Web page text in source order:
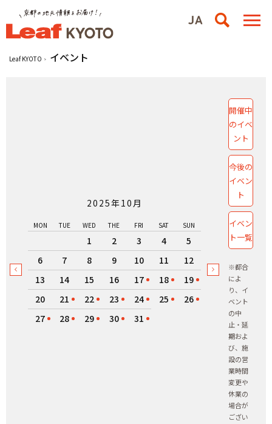
Leaf KYOTO イベント
2025年10月
MON TUE WED THE FRI SAT SUN
1 2 3 4
5
6
7 8 9 10 11
12
13
14 15 16 17 18
19
20
21 22 23 24 25
26
27
28 29 30 31
開催中
のイベ
ント
今後の
イベン
ト
イベン
ト一覧
※都合
によ
り、イ
ベント
の中
止・延
期およ
び、施
設の営
業時間
変更や
休業の
場合が
ござい